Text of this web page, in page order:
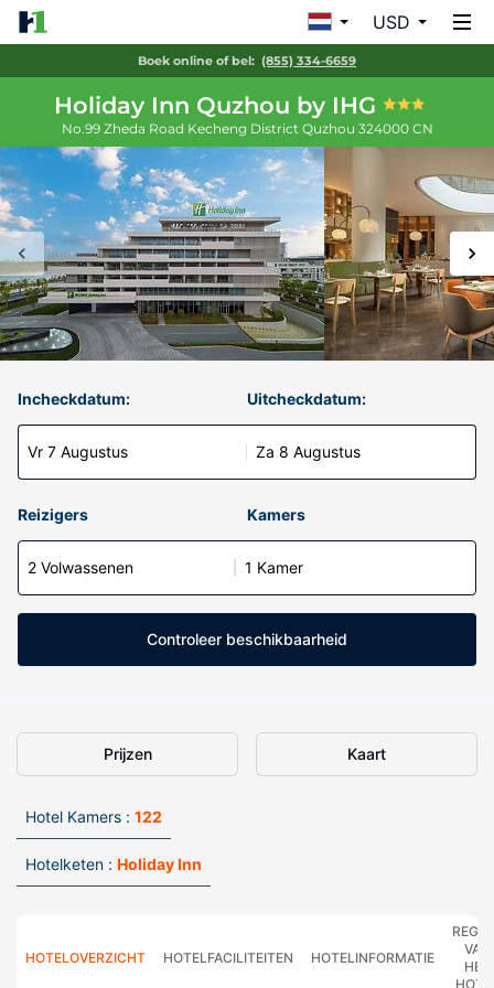
USD
Boek online of bel: (855) 334-6659
Holiday Inn Quzhou by IHG
No.99 Zheda Road Kecheng District Quzhou 324000 CN
Incheckdatum:
Vr 7 Augustus
Uitcheckdatum:
Za 8 Augustus
Reizigers Kamers
2 Volwassenen 1 Kamer
Controleer beschikbaarheid
Prijzen Kaart
Hotel Kamers : 122
Hotelketen : Holiday Inn
HOTELOVERZICHT HOTELFACILITEITEN HOTELINFORMATIE
VAN
HET